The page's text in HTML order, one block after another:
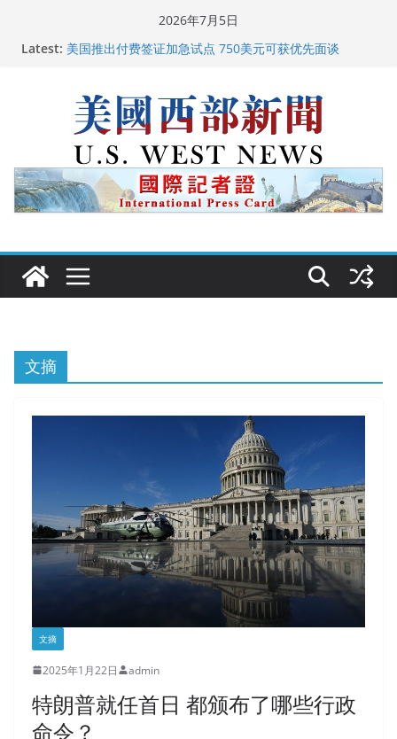
2026年7月5日
Latest:
广州市沉香协会会长周天明：让沉香有序走向世界
美国推出付费签证加急试点 750美元可获优先面谈
美国人
美国最高法院维持“出生公民权” : 出生在美国就是美国
人！
中国驻美国大使谢锋邀请美国老教师罗纳德·萨科尔斯基
再次访华
文摘
文摘
2025年1月22日 admin
特朗普就任首日 都颁布了哪些行政
命令？